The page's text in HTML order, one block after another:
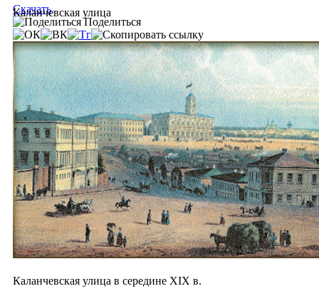
Каланчевская улица
Скачать
Поделиться
Каланчевская улица в середине XIX в.